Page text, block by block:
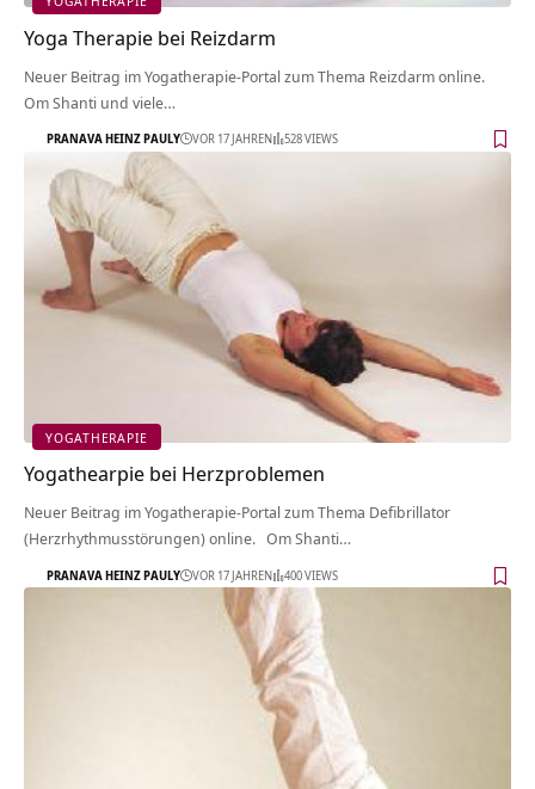
Yoga Therapie bei Reizdarm
Neuer Beitrag im Yogatherapie-Portal zum Thema Reizdarm online.
Om Shanti und viele…
PRANAVA HEINZ PAULY VOR 17 JAHREN 528 VIEWS
YOGATHERAPIE
Yogathearpie bei Herzproblemen
Neuer Beitrag im Yogatherapie-Portal zum Thema Defibrillator
(Herzrhythmusstörungen) online. Om Shanti…
PRANAVA HEINZ PAULY VOR 17 JAHREN 400 VIEWS